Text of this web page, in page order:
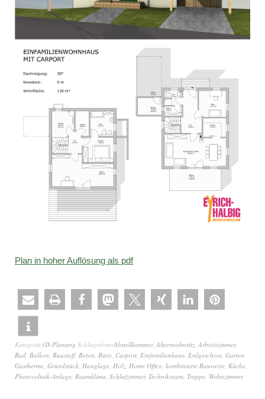
Plan in hoher Auflösung als pdf
Kategorie3D-Planung SchlagwörterAbstellkammer, Alterswohnsitz, Arbeitszimmer,
Bad, Balkon, Baustoff, Beton, Büro, Carport, Einfamilienhaus, Erdgeschoss, Garten,
Gastherme, Grundstück, Hanglage, Holz, Home Office, kombinierte Bauweise, Küche,
Photovoltaik-Anlage, Raumklima, Schlafzimmer, Technikraum, Treppe, Wohnzimmer